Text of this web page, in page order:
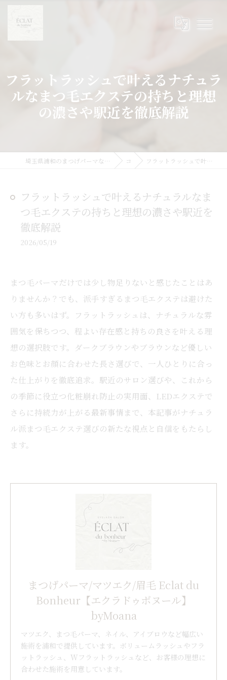
フラットラッシュで叶えるナチュラ
ルなまつ毛エクステの持ちと理想
の濃さや駅近を徹底解説
埼玉県浦和のまつげパーマならまつげパーマ/マツエク/眉毛 Eclat du Bonheur【エクラドゥボヌール】byMoana コラム フラットラッシュで叶えるナチュラルなまつ毛エクステの持ちと理想の濃さや駅近を徹底解説
フラットラッシュで叶えるナチュラルなま
つ毛エクステの持ちと理想の濃さや駅近を
徹底解説
2026/05/19
まつ毛パーマだけでは少し物足りないと感じたことはあ
りませんか？でも、派手すぎるまつ毛エクステは避けた
い方も多いはず。フラットラッシュは、ナチュラルな雰
囲気を保ちつつ、程よい存在感と持ちの良さを叶える理
想の選択肢です。ダークブラウンやブラウンなど優しい
お色味とお顔に合わせた長さ選びで、一人ひとりに合っ
た仕上がりを徹底追求。駅近のサロン選びや、これから
の季節に役立つ化粧崩れ防止の実用面、LEDエクステで
さらに持続力が上がる最新事情まで、本記事がナチュラ
ル派まつ毛エクステ選びの新たな視点と自信をもたらし
ます。
まつげパーマ/マツエク/眉毛 Eclat du
Bonheur【エクラドゥボヌール】
byMoana
マツエク、まつ毛パーマ、ネイル、アイブロウなど幅広い
施術を浦和で提供しています。ボリュームラッシュやフラ
ットラッシュ、Wフラットラッシュなど、お客様の理想に
合わせた施術を用意しています。